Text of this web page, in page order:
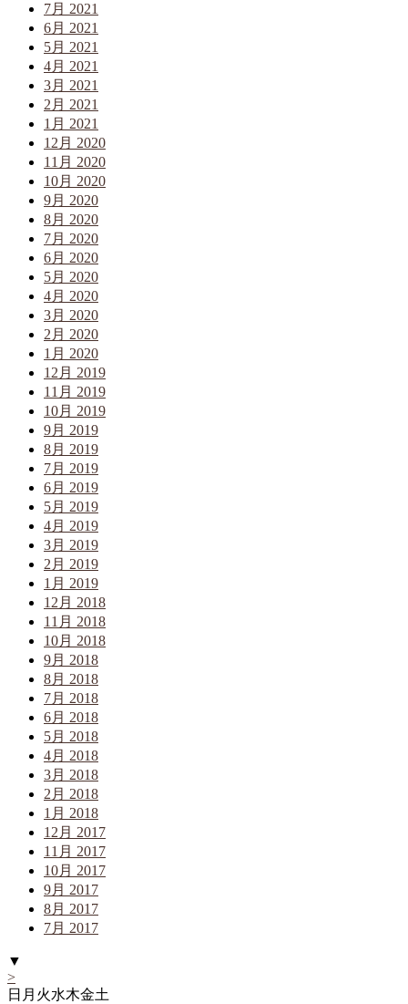
7月 2021
6月 2021
5月 2021
4月 2021
3月 2021
2月 2021
1月 2021
12月 2020
11月 2020
10月 2020
9月 2020
8月 2020
7月 2020
6月 2020
5月 2020
4月 2020
3月 2020
2月 2020
1月 2020
12月 2019
11月 2019
10月 2019
9月 2019
8月 2019
7月 2019
6月 2019
5月 2019
4月 2019
3月 2019
2月 2019
1月 2019
12月 2018
11月 2018
10月 2018
9月 2018
8月 2018
7月 2018
6月 2018
5月 2018
4月 2018
3月 2018
2月 2018
1月 2018
12月 2017
11月 2017
10月 2017
9月 2017
8月 2017
7月 2017
▼
>
日 月 火水木金土